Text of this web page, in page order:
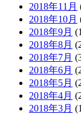
2018年11月
2018年10月
2018年9月
2018年8月
2018年7月
2018年6月
2018年5月
2018年4月
2018年3月